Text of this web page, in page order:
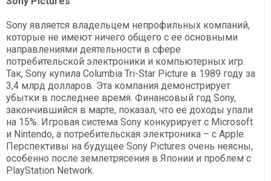
Sony является владельцем непрофильных компаний,
которые не имеют ничего общего с ее основными
направлениями деятельности в сфере
потребительской электроники и компьютерных игр.
Так, Sony купила Columbia Tri-Star Picture в 1989 году за
3,4 млрд долларов. Эта компания демонстрирует
убытки в последнее время. Финансовый год Sony,
закончившийся в марте, показал, что ее доходы упали
на 15%. Игровая система Sony конкурирует с Microsoft
и Nintendo, а потребительская электроника – с Apple.
Перспективы на будущее Sony Pictures очень неясны,
особенно после землетрясения в Японии и проблем с
PlayStation Network.